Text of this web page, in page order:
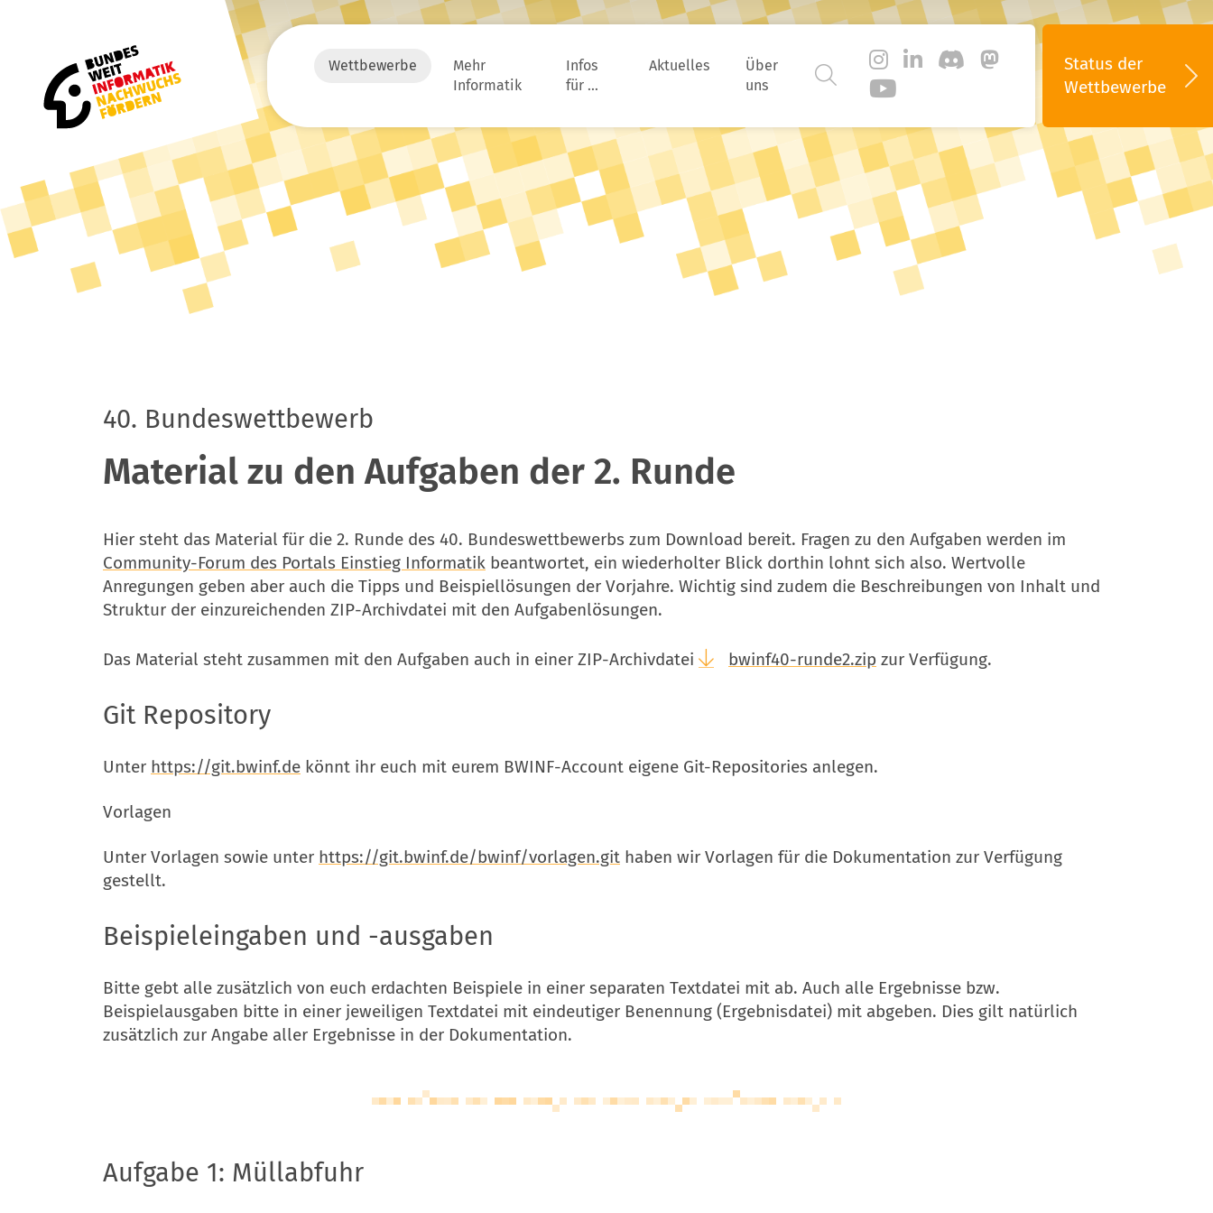
Wettbewerbe
Mehr
Informatik
Infos
für …
Aktuelles
Über
uns
Status der
Wettbewerbe
40. Bundeswettbewerb
Material zu den Aufgaben der 2. Runde
Hier steht das Material für die 2. Runde des 40. Bundeswettbewerbs zum Download bereit. Fragen zu den Aufgaben werden im
Community-Forum des Portals Einstieg Informatik beantwortet, ein wiederholter Blick dorthin lohnt sich also. Wertvolle
Anregungen geben aber auch die Tipps und Beispiellösungen der Vorjahre. Wichtig sind zudem die Beschreibungen von Inhalt und
Struktur der einzureichenden ZIP-Archivdatei mit den Aufgabenlösungen.
Das Material steht zusammen mit den Aufgaben auch in einer ZIP-Archivdatei bwinf40-runde2.zip zur Verfügung.
Git Repository
Unter https://git.bwinf.de könnt ihr euch mit eurem BWINF-Account eigene Git-Repositories anlegen.
Vorlagen
Unter Vorlagen sowie unter https://git.bwinf.de/bwinf/vorlagen.git haben wir Vorlagen für die Dokumentation zur Verfügung
gestellt.
Beispieleingaben und -ausgaben
Bitte gebt alle zusätzlich von euch erdachten Beispiele in einer separaten Textdatei mit ab. Auch alle Ergebnisse bzw.
Beispielausgaben bitte in einer jeweiligen Textdatei mit eindeutiger Benennung (Ergebnisdatei) mit abgeben. Dies gilt natürlich
zusätzlich zur Angabe aller Ergebnisse in der Dokumentation.
Aufgabe 1: Müllabfuhr